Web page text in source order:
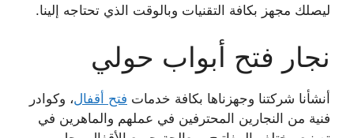
ليصلك مجهز بكافة التقنيات وبالوقت الذي تحتاجه إلينا.
نجار فتح أبواب حولي
أنشأنا شركتنا وجهزناها بكافة خدمات فتح أقفال، وكوادر
فنية من النجارين المحترفين في عملهم والماهرين في